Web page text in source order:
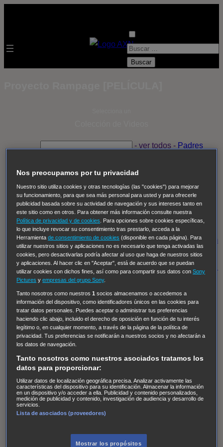
B
- ver todos - Padres
Despedida Salvaje Despedida Salvaje
Thomas, el ojo del FBI Pan Am Dawson crece
Insomnia El Guardián The Blacklist Cinco en familia
Hudson & Rex Diez libras y un sueño Mr Loverman
Regreso al futuro III NUEVE CUERPOS Los últimos
caballeros Tormenta infinita Sing Street Cobra Kai
Tom
y Lola High Country Los casos de Susan Ryeland:
Moonflower Murders Twisted Metal Mentes Criminales:
Evolution Terapia de Choque
Hailey Dean Without Sin: Libre de Culpa Morbius
NCIS: Nueva Orleans
Pandora En fuera de juego
The Shield: Al margen de la ley Duplicated Preacher
The Killing Kind Intersecciones DOC Bite Club
Chicago Fire
de personas desaparecidas Mad Dogs La Sustituta
Ladrón de guante blanco
AXN Masters of Sex Three Pines Accused CarterAlice
Nevers Crossing Lines Einstein Sobrenatural Cómo
defender a un asesino
Reckoning: Ajuste de Cuentas
Nos preocupamos por tu privacidad
Nuestro sitio utiliza cookies y otras tecnologías (las "cookies") para mejorar
su funcionamiento, para que sea más personal para usted y para ofrecerle
publicidad basada sobre su actividad de navegación y sus intereses tanto en
este sitio como en otros. Para obtener más información consulte nuestra
Política de privacidad y de cookies
. Para opciones sobre cookies específicas,
lo que incluye revocar su consentimiento tras prestarlo, acceda a la
Herramientade consentimiento de cookies (disponible en cada página). Para
utilizar nuestros sitios y aplicaciones no es necesario que tenga activadas las
cookies, pero desactivarlas podría afectar al uso que haga de nuestros sitios
y aplicaciones. Al hacer clic en "Aceptar", está de acuerdo que se puedan
utilizar cookies con dichos fines, así como para compartir sus datos conSony
Pictures yempresas del grupo Sony.
Tanto nosotros como nuestros1 socios almacenamos o accedemos a
información del dispositivo, como identificadores únicos en las cookies para
tratar datos personales. Puedes aceptar o administrar tus preferencias
haciendo clic abajo, incluido el derecho de oposición en función de tu interés
legítimo o, en cualquier momento, a través de la página de la política de
privacidad. Tus preferencias se notificarán a nuestros socios y no afectarán a
los datos de navegación.
Tanto nosotros como nuestros asociados tratamos los
datos para proporcionar:
Utilizar datos de localización geográfica precisa. Analizar activamente las
características del dispositivo para su identificación. Almacenar la información
en un dispositivo y/o acceder a ella. Publicidad y contenido personalizados,
medición de publicidad y contenido, investigación de audiencia y desarrollo de
servicios.
Lista de asociados (proveedores)
Mostrar los propósitos